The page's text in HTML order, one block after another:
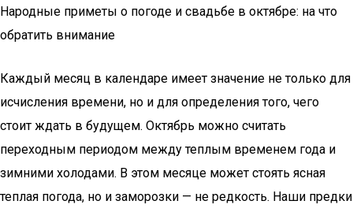
Народные приметы о погоде и свадьбе в октябре: на что
обратить внимание
Каждый месяц в календаре имеет значение не только для
исчисления времени, но и для определения того, чего
стоит ждать в будущем. Октябрь можно считать
переходным периодом между теплым временем года и
зимними холодами. В этом месяце может стоять ясная
теплая погода, но и заморозки — не редкость. Наши предки